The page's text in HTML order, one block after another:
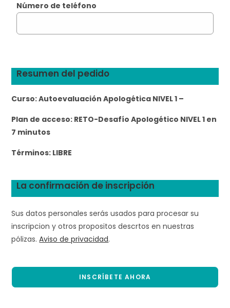
Número de teléfono
Resumen del pedido
Curso:Autoevaluación Apologética NIVEL 1 –
Plan de acceso: RETO-Desafío Apologético NIVEL 1 en
7 minutos
Términos: LIBRE
La confirmación de inscripción
Sus datos personales serás usados para procesar su
inscripcion y otros propositos descrtos en nuestras
pólizas.Aviso de privacidad.
INSCRÍBETE AHORA